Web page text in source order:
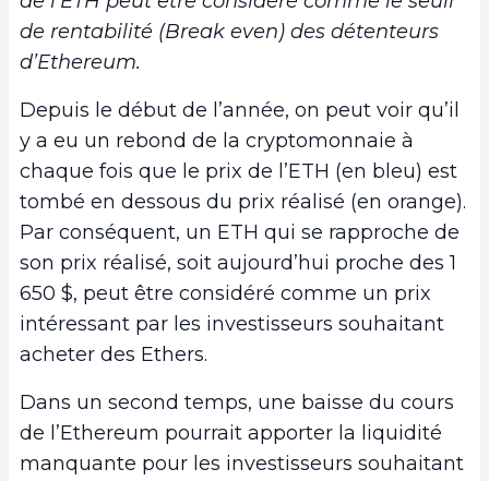
de rentabilité (Break even) des détenteurs
d’Ethereum.
Depuis le début de l’année, on peut voir qu’il
y a eu un rebond de la cryptomonnaie à
chaque fois que le prix de l’ETH (en bleu) est
tombé en dessous du prix réalisé (en orange).
Par conséquent, un ETH qui se rapproche de
son prix réalisé, soit aujourd’hui proche des 1
650 $, peut être considéré comme un prix
intéressant par les investisseurs souhaitant
acheter des Ethers.
Dans un second temps, une baisse du cours
de l’Ethereum pourrait apporter la liquidité
manquante pour les investisseurs souhaitant